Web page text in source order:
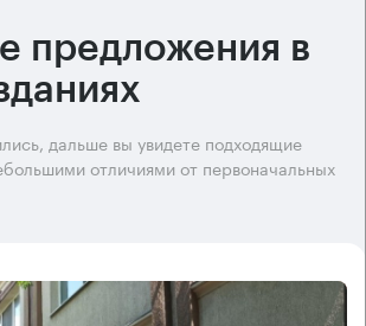
предложения в
дальше вы увидете подходящие
отличиями от первоначальных